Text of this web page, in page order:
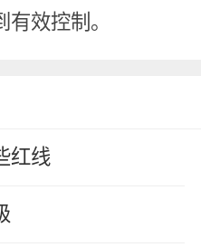
效控制。
红线